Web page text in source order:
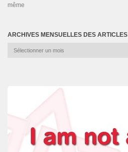
même
ARCHIVES MENSUELLES DES ARTICLES
Archives